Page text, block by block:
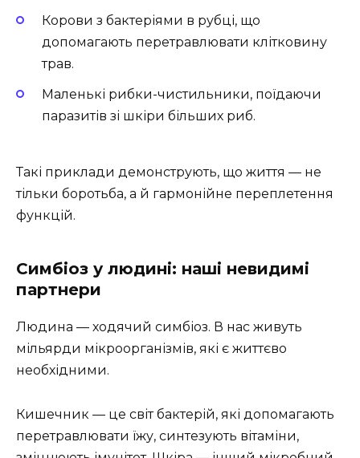
Корови з бактеріями в рубці, що
допомагають перетравлювати клітковину
трав.
Маленькі рибки-чистильники, поїдаючи
паразитів зі шкіри більших риб.
Такі приклади демонструють, що життя — не
тільки боротьба, а й гармонійне переплетення
функцій.
Симбіоз у людині: наші невидимі
партнери
Людина — ходячий симбіоз. В нас живуть
мільярди мікроорганізмів, які є життєво
необхідними.
Кишечник — це світ бактерій, які допомагають
перетравлювати їжу, синтезують вітаміни,